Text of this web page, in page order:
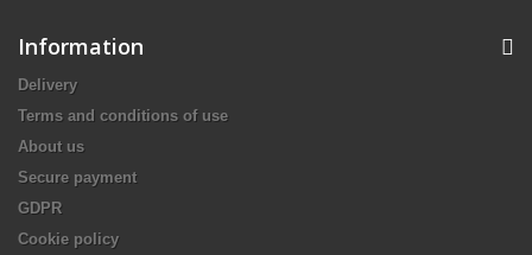
Information
Delivery
Terms and conditions of use
About us
Secure payment
GDPR
Cookie policy